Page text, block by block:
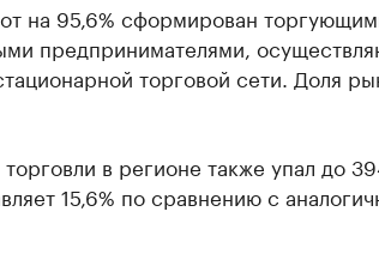
на 95,6% сформирован
предпринимателями,
торговой сети. Доля
в регионе также упал до
15,6% по сравнению с